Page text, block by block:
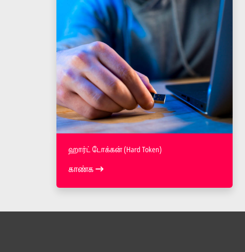
ஹார்ட் டோக்கன் (Hard Token)
காண்க